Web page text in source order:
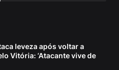
leveza após voltar a
Vitória: ‘Atacante vive de